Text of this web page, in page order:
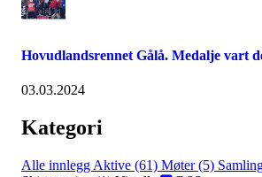
Hovudlandsrennet Gålå. Medalje vart
03.03.2024
Kategori
Alle innlegg Aktive (61) Møter (5)